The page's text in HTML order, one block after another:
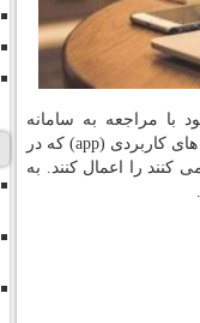
با مراجعه به سامانه
سازمان فناوری اطلاعات ایران به آدرس http: //g۲b.ito.gov.ir نسبت به ثبت لیست سامانه ها و برنامه های کاربردی (app) که در
کنند را اعمال کنند. به